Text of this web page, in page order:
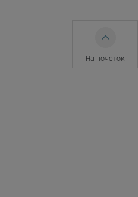
На почеток